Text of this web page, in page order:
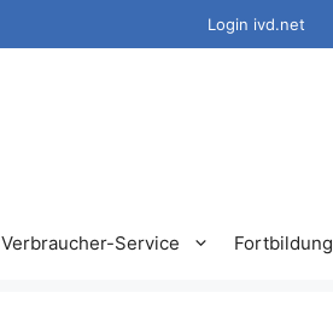
Login ivd.net
Verbraucher-Service Fortbildung